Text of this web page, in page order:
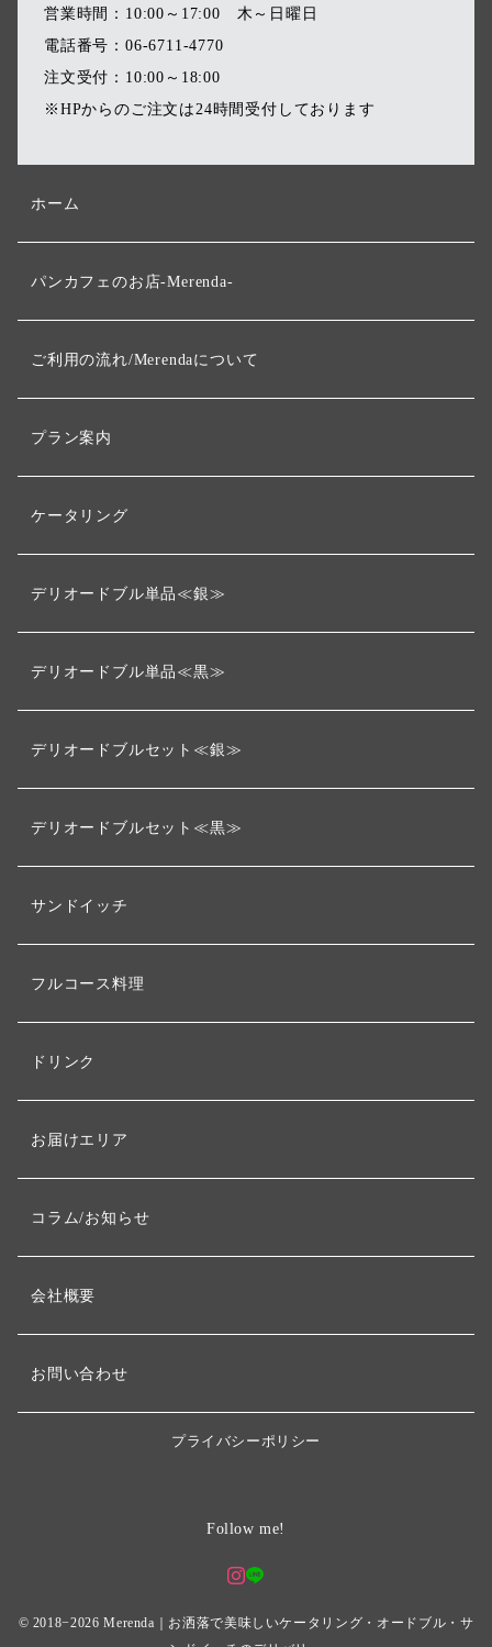
営業時間：10:00～17:00 木～日曜日
電話番号：06-6711-4770
注文受付：10:00～18:00
※HPからのご注文は24時間受付しております
ホーム
パンカフェのお店-Merenda-
ご利用の流れ/Merendaについて
プラン案内
ケータリング
デリオードブル単品≪銀≫
デリオードブル単品≪黒≫
デリオードブルセット≪銀≫
デリオードブルセット≪黒≫
サンドイッチ
フルコース料理
ドリンク
お届けエリア
コラム/お知らせ
会社概要
お問い合わせ
プライバシーポリシー
Follow me!
© 2018−2026Merenda｜お洒落で美味しいケータリング・オードブル・サ